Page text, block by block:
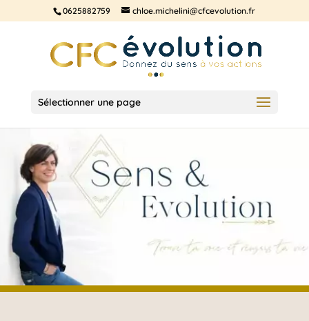
0625882759 chloe.michelini@cfcevolution.fr
Sélectionner une page